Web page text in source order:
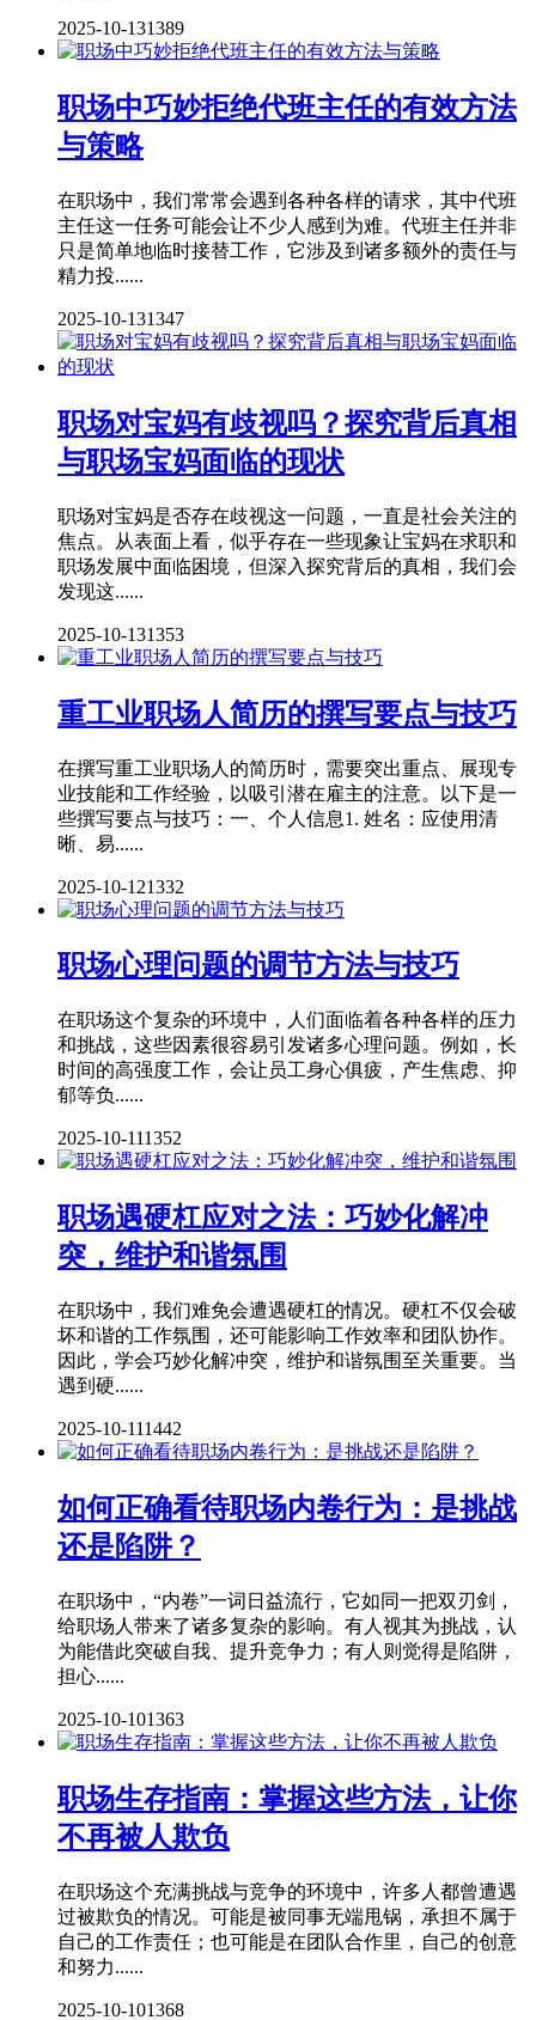
2025-10-131389
职场中巧妙拒绝代班主任的有效方法
与策略
在职场中，我们常常会遇到各种各样的请求，其中代班
主任这一任务可能会让不少人感到为难。代班主任并非
只是简单地临时接替工作，它涉及到诸多额外的责任与
精力投......
2025-10-131347
职场对宝妈有歧视吗？探究背后真相
与职场宝妈面临的现状
职场对宝妈是否存在歧视这一问题，一直是社会关注的
焦点。从表面上看，似乎存在一些现象让宝妈在求职和
职场发展中面临困境，但深入探究背后的真相，我们会
发现这......
2025-10-131353
重工业职场人简历的撰写要点与技巧
在撰写重工业职场人的简历时，需要突出重点、展现专
业技能和工作经验，以吸引潜在雇主的注意。以下是一
些撰写要点与技巧：一、个人信息1. 姓名：应使用清
晰、易......
2025-10-121332
职场心理问题的调节方法与技巧
在职场这个复杂的环境中，人们面临着各种各样的压力
和挑战，这些因素很容易引发诸多心理问题。例如，长
时间的高强度工作，会让员工身心俱疲，产生焦虑、抑
郁等负......
2025-10-111352
职场遇硬杠应对之法：巧妙化解冲
突，维护和谐氛围
在职场中，我们难免会遭遇硬杠的情况。硬杠不仅会破
坏和谐的工作氛围，还可能影响工作效率和团队协作。
因此，学会巧妙化解冲突，维护和谐氛围至关重要。当
遇到硬......
2025-10-111442
如何正确看待职场内卷行为：是挑战
还是陷阱？
在职场中，“内卷”一词日益流行，它如同一把双刃剑，
给职场人带来了诸多复杂的影响。有人视其为挑战，认
为能借此突破自我、提升竞争力；有人则觉得是陷阱，
担心......
2025-10-101363
职场生存指南：掌握这些方法，让你
不再被人欺负
在职场这个充满挑战与竞争的环境中，许多人都曾遭遇
过被欺负的情况。可能是被同事无端甩锅，承担不属于
自己的工作责任；也可能是在团队合作里，自己的创意
和努力......
2025-10-101368